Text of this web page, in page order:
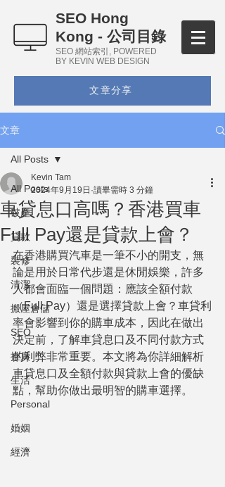
SEO Hong
Kong - 公司目錄
SEO 網站索引, POWERED
BY KEVIN WEB DESIGN
文章分享
文章
All Posts
破產
貸款
裝修
清潔
搬屋倉儲
SEO
推廣
生活
Personal
婚姻
經濟
All Posts
車貸息口高嗎？香港買車
Full Pay還是貸款上會？
Kevin Tam
2024年9月19日 讀畢需時 3 分鐘
在香港購買汽車是一筆不小的開支，無
論是用於日常代步還是休閒娛樂，許多
人都會面臨一個問題：應該全額付款
（Full Pay）還是選擇貸款上會？車貸利
率會影響到你的購車成本，因此在做出
決定前，了解車貸息口及不同付款方式
的利弊非常重要。本文將為你詳細解析
車貸息口及全額付款與貸款上會的優缺
點，幫助你做出最明智的購車選擇。